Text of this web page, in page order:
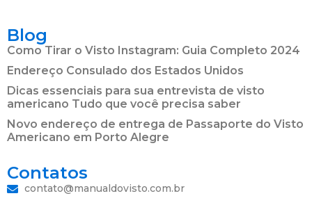
Blog
Como Tirar o Visto Instagram: Guia Completo 2024
Endereço Consulado dos Estados Unidos
Dicas essenciais para sua entrevista de visto
americano Tudo que você precisa saber
Novo endereço de entrega de Passaporte do Visto
Americano em Porto Alegre
Contatos
contato@manualdovisto.com.br